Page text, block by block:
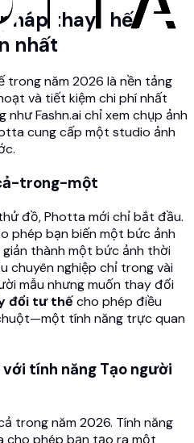
thay thế
nhất
trong năm 2026 là nền tảng
và tiết kiệm chi phí nhất
Fashn.ai chỉ xem chụp ảnh
cung cấp một studio ảnh
trong-một
đồ, Photta mới chỉ bắt đầu.
phép bạn biến một bức ảnh
thành một bức ảnh thời
chuyên nghiệp chỉ trong vài
mẫu nhưng muốn thay đổi
đổi tư thếcho phép điều
tính năng trực quan
tính năng Tạo người
trong năm 2026. Tính năng